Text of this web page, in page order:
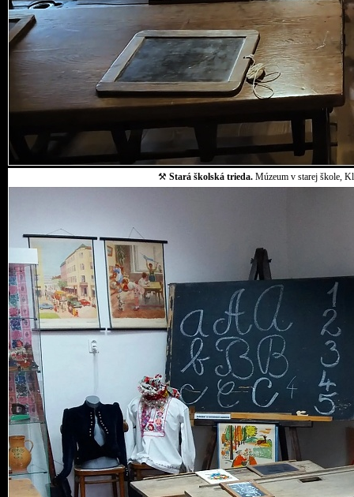
⚒ Stará školská trieda. Múzeum v starej škole,